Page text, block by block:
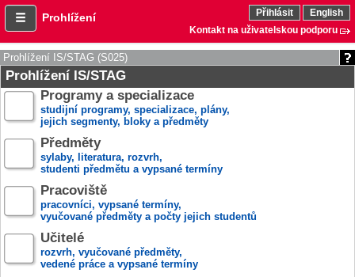
Prohlížení Přihlásit
English
Kontakt na uživatelskou podporu
Prohlížení IS/STAG (S025)
Prohlížení IS/STAG
Programy a specializace
studijní programy, specializace, plány,
jejich segmenty, bloky a předměty
Předměty
sylaby, literatura, rozvrh,
studenti předmětu a vypsané termíny
Pracoviště
pracovníci, vypsané termíny,
vyučované předměty a počty jejich studentů
Učitelé
rozvrh, vyučované předměty,
vedené práce a vypsané termíny